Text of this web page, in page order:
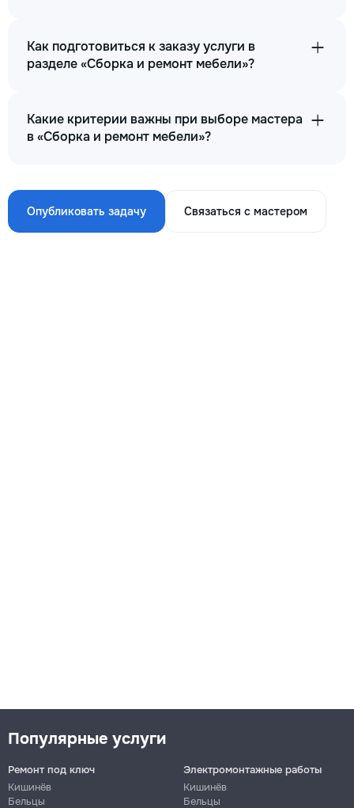
Как подготовиться к заказу услуги в
разделе «Сборка и ремонт мебели»?
Какие критерии важны при выборе мастера
в «Сборка и ремонт мебели»?
Опубликовать задачу Связаться с мастером
Популярные услуги
Ремонт под ключ
Кишинёв
Бельцы
Электромонтажные работы
Кишинёв
Бельцы